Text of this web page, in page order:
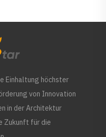
Einhaltung höchster
von Innovation
in der Architektur
Zukunft für die